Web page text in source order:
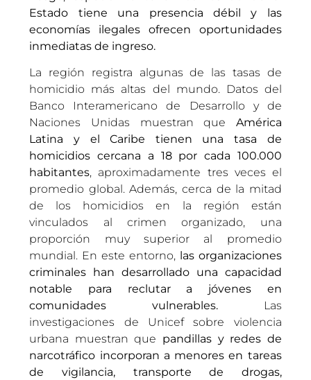
Estado tiene una presencia débil y las
economías ilegales ofrecen oportunidades
inmediatas de ingreso.
La región registra algunas de las tasas de
homicidio más altas del mundo. Datos del
Banco Interamericano de Desarrollo y de
Naciones Unidas muestran que América
Latina y el Caribe tienen una tasa de
homicidios cercana a 18 por cada 100.000
habitantes, aproximadamente tres veces el
promedio global. Además, cerca de la mitad
de los homicidios en la región están
vinculados al crimen organizado, una
proporción muy superior al promedio
mundial. En este entorno, las organizaciones
criminales han desarrollado una capacidad
notable para reclutar a jóvenes en
comunidades vulnerables.
Las
investigaciones de Unicef sobre violencia
urbana muestran que pandillas y redes de
narcotráfico incorporan a menores en tareas
de vigilancia, transporte de drogas,